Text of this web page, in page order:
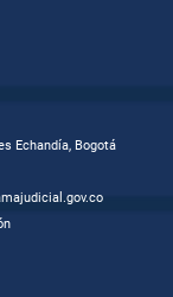
Echandía, Bogotá